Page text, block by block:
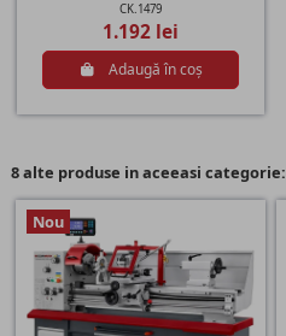
CK.1479
1.192 lei
Adaugă în coș
8 alte produse in aceeasi categorie:
Nou